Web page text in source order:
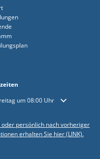
Schließzeiten auszublenden
um 08:00 Uhr
persönlich nach vorheriger
erhalten Sie hier (LINK).